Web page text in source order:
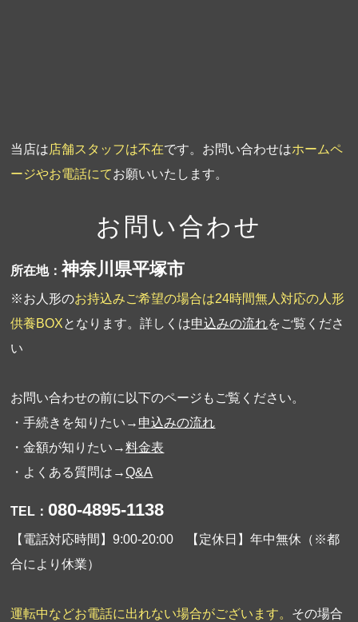
当店は店舗スタッフは不在です。お問い合わせはホームペ
ージやお電話にてお願いいたします。
お問い合わせ
所在地：神奈川県平塚市
※お人形のお持込みご希望の場合は24時間無人対応の人形
供養BOXとなります。詳しくは申込みの流れをご覧くださ
い
お問い合わせの前に以下のページもご覧ください。
・手続きを知りたい→ 申込みの流れ
・金額が知りたい→料金表
・よくある質問は→Q&A
TEL： 080-4895-1138
【電話対応時間】9:00-20:00 【定休日】年中無休（※都
合により休業）
運転中などお電話に出れない場合がございます。 その場合